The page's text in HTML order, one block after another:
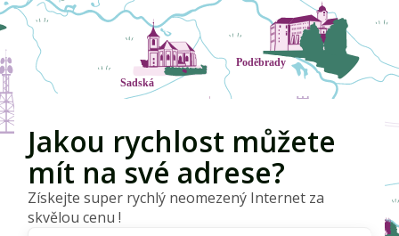
Jakou rychlost můžete
mít na své adrese?
Získejte super rychlý neomezený Internet za
skvělou cenu !